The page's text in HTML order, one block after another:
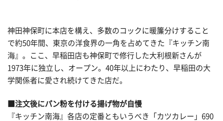
神田神保町に本店を構え、多数のコックに暖簾分けすること
で約50年間、東京の洋食界の一角を占めてきた『キッチン南
海』。ここ、早稲田店も神保町で修行した大利根新さんが
1973年に独立し、オープン。40年以上にわたり、早稲田の大
学関係者に愛され続けてきた店だ。
■注文後にパン粉を付ける揚げ物が自慢
『キッチン南海』各店の定番ともいうべき「カツカレー」690